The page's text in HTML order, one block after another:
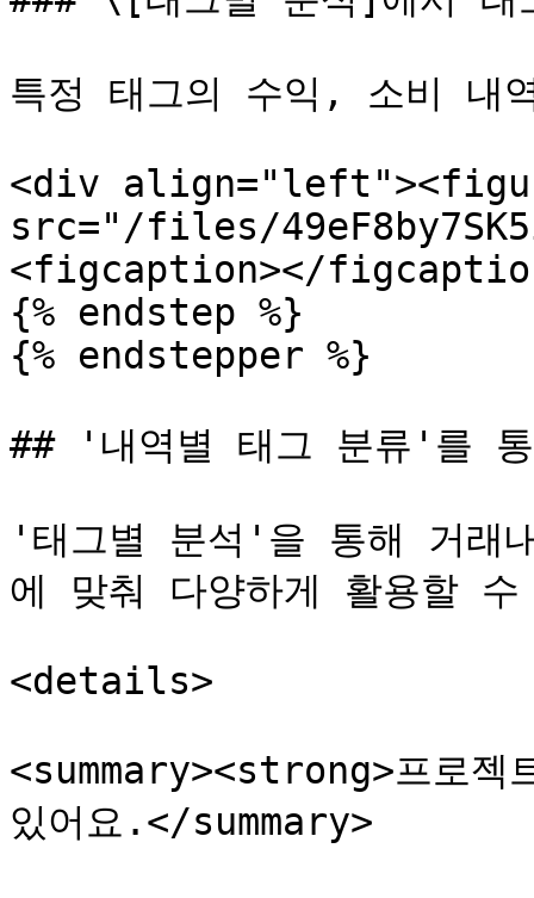
특정 태그의 수익, 소비 내
<div
src="/files/
<figcaption></
{% endstep %}
{% endstepper %}
## '내역별 태그 분류'를
'태그별 분석'을 통해 거래
에 맞춰 다양하게 활용할
<details>
<summary><strong>프로
있어요.</summary>